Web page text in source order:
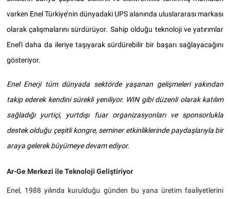
varken Enel Türkiye’nin dünyadaki UPS alanında uluslararası markası
olarak çalışmalarını sürdürüyor. Sahip olduğu teknoloji ve yatırımlar
Enel'i daha da ileriye taşıyarak sürdürebilir bir başarı sağlayacağını
gösteriyor.
Enel Enerji tüm dünyada sektörde yaşanan gelişmeleri yakından
takip ederek kendini sürekli yeniliyor. WIN gibi düzenli olarak katılım
sağladığı yurtiçi, yurtdışı fuar organizasyonları ve sponsorlukla
destek olduğu çeşitli kongre, seminer etkinliklerinde paydaşlarıyla bir
araya gelerek büyümeye devam ediyor.
Ar-Ge Merkezi ile Teknoloji Geliştiriyor
Enel, 1988 yılında kurulduğu günden bu yana üretim faaliyetlerini